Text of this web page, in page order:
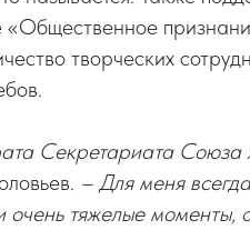
творческих
Секретариата Союза
– Для меня
очень тяжелые моменты,